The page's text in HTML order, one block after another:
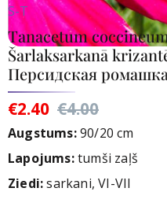
S-T
Tanacetum
Šarlaksarkanā
Персидская ромашка
€2.40 €4.00
Augstums:90/20 cm
Lapojums:tumši zaļš
Ziedi:sarkani, VI-VII